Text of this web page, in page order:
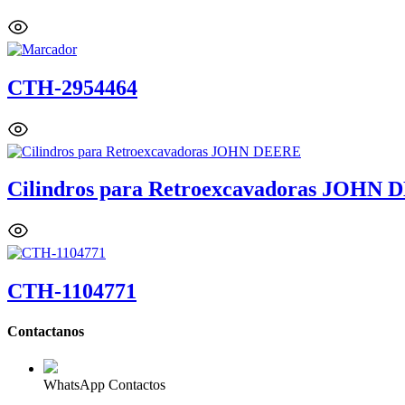
CTH-2954464
Cilindros para Retroexcavadoras JOHN
CTH-1104771
Contactanos
WhatsApp Contactos